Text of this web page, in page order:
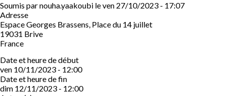
Soumis parnouha.yaakoubi leven 27/10/2023 - 17:07
Adresse
Espace Georges Brassens, Place du 14 juillet
19031 Brive
France
Date et heure de début
ven 10/11/2023 - 12:00
Date et heure de fin
dim 12/11/2023 - 12:00